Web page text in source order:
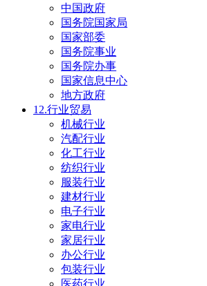
中国政府
国务院国家局
国家部委
国务院事业
国务院办事
国家信息中心
地方政府
12.行业贸易
机械行业
汽配行业
化工行业
纺织行业
服装行业
建材行业
电子行业
家电行业
家居行业
办公行业
包装行业
医药行业